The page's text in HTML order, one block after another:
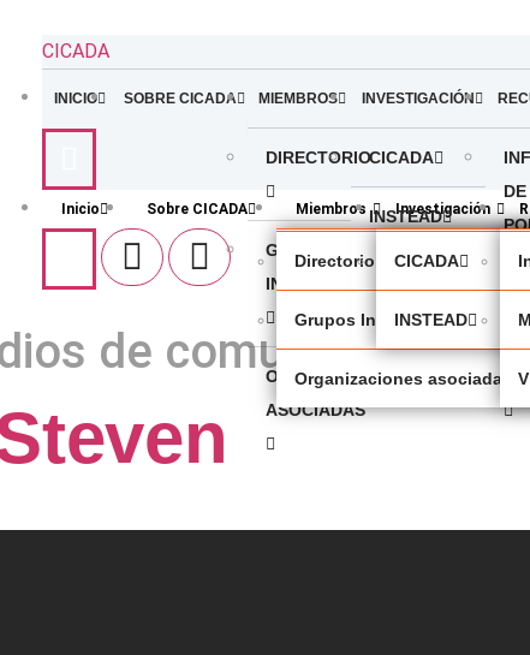
CICADA
INICIO SOBRE CICADA MIEMBROS
DIRECTORIO
GRUPOS
INDÍGENAS
ORGANIZACIONES
ASOCIADAS
INVESTIGACIÓN
CICADA
INSTEAD
DE
Inicio Sobre CICADA Miembros
Directorio
Grupos Indígenas
Organizaciones asociadas
Investigación
CICADA
INSTEAD
de comunicación